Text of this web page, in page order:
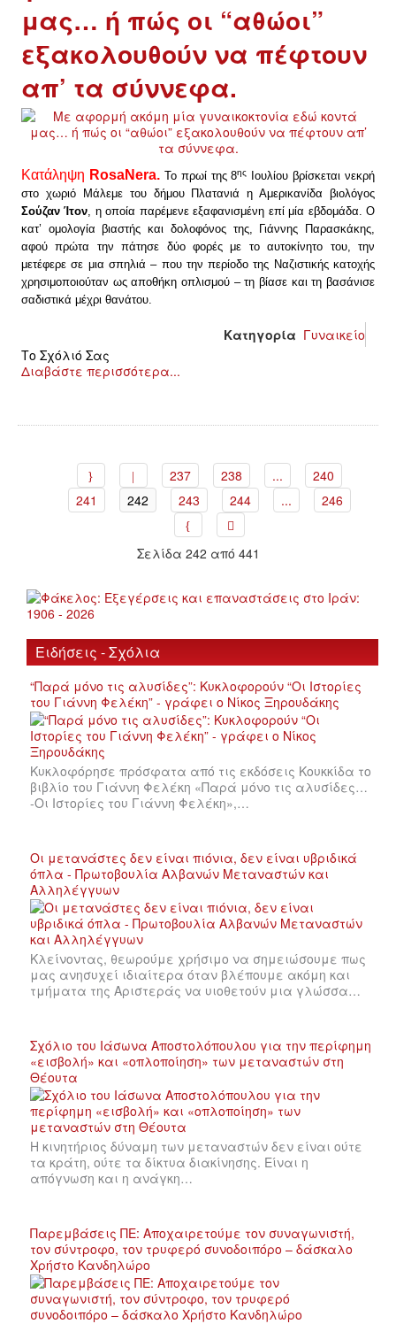
μας… ή πώς οι “αθώοι”
εξακολουθούν να πέφτουν
απ’ τα σύννεφα.
Κατάληψη RosaNera. Το πρωί της 8ης
Ιουλίου βρίσκεται νεκρή
στο χωριό Μάλεμε του δήμου Πλατανιά η Αμερικανίδα βιολόγος
Σούζαν Ίτον, η οποία παρέμενε εξαφανισμένη επί μία εβδομάδα. Ο
κατ’ ομολογία βιαστής και δολοφόνος της, Γιάννης Παρασκάκης,
αφού πρώτα την πάτησε δύο φορές με το αυτοκίνητο του, την
μετέφερε σε μια σπηλιά – που την περίοδο της Ναζιστικής κατοχής
χρησιμοποιούταν ως αποθήκη οπλισμού – τη βίασε και τη βασάνισε
σαδιστικά μέχρι θανάτου.
Κατηγορία Γυναικείο
Το Σχόλιό Σας
Διαβάστε περισσότερα...
237 238 ...
240
241
242 243 244 ... 246
Σελίδα 242 από 441
Ειδήσεις - Σχόλια
“Παρά μόνο τις αλυσίδες”: Κυκλοφορούν “Οι Ιστορίες
του Γιάννη Φελέκη” - γράφει ο Νίκος Ξηρουδάκης
Κυκλοφόρησε πρόσφατα από τις εκδόσεις Κουκκίδα το
βιβλίο του Γιάννη Φελέκη «Παρά μόνο τις αλυσίδες…
-Οι Ιστορίες του Γιάννη Φελέκη»,…
Οι μετανάστες δεν είναι πιόνια, δεν είναι υβριδικά
όπλα - Πρωτοβουλία Αλβανών Μεταναστών και
Αλληλέγγυων
Κλείνοντας, θεωρούμε χρήσιμο να σημειώσουμε πως
μας ανησυχεί ιδιαίτερα όταν βλέπουμε ακόμη και
τμήματα της Αριστεράς να υιοθετούν μια γλώσσα…
Σχόλιο του Ιάσωνα Αποστολόπουλου για την περίφημη
«εισβολή» και «οπλοποίηση» των μεταναστών στη
Θέουτα
Η κινητήριος δύναμη των μεταναστών δεν είναι ούτε
τα κράτη, ούτε τα δίκτυα διακίνησης. Είναι η
απόγνωση και η ανάγκη…
Παρεμβάσεις ΠΕ: Αποχαιρετούμε τον συναγωνιστή,
τον σύντροφο, τον τρυφερό συνοδοιπόρο – δάσκαλο
Χρήστο Κανδηλώρο